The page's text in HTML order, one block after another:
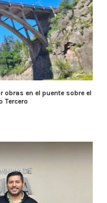
obras en el puente sobre el
Tercero